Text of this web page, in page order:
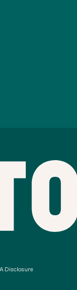
Disclosure